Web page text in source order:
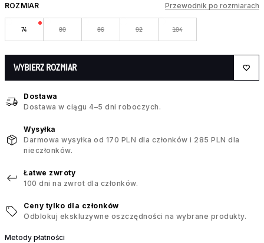
ROZMIAR Przewodnik po rozmiarach
74 80 86 92 104
WYBIERZ ROZMIAR
Dostawa
Dostawa w ciągu 4–5 dni roboczych.
Wysyłka
Darmowa wysyłka od 170 PLN dla członków i 285 PLN dla
nieczłonków.
Łatwe zwroty
100 dni na zwrot dla członków.
Ceny tylko dla członków
Odblokuj ekskluzywne oszczędności na wybrane produkty.
Metody płatności